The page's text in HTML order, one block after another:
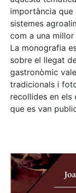
importància
sistemes
com a una
La monografia
sobre el llegat
gastronòmic
tradicionals i
recollides en els
que es van